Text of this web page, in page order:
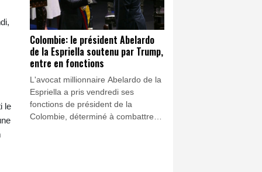
le
Colombie: le président Abelardo
de la Espriella soutenu par Trump,
entre en fonctions
L'avocat millionnaire Abelardo de la
Espriella a pris vendredi ses
fonctions de président de la
Colombie, déterminé à combattre